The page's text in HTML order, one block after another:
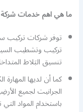
ما هي اهم خدمات
توفر شركات تركيب
تركيب وتشطيب
تنسيق البَلاط
كما أن لديها
الجرانيت لجميع
باستخدام المواد